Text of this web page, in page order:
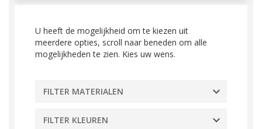
U heeft de mogelijkheid om te kiezen uit
meerdere opties, scroll naar beneden om alle
mogelijkheden te zien. Kies uw wens.
FILTER MATERIALEN
FILTER KLEUREN